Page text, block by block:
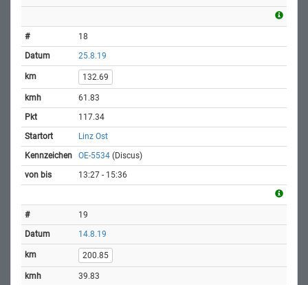
18
25.8.19
132.69
61.83
117.34
Linz Ost
OE-5534 (Discus)
13:27 - 15:36
19
14.8.19
200.85
39.83